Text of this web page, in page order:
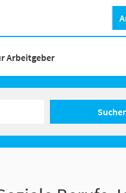
Arbeitgeber